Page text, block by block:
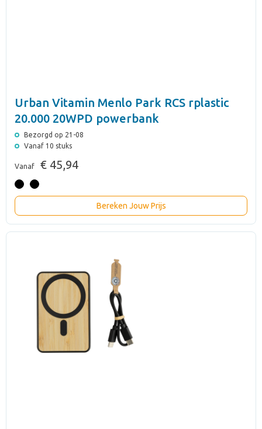
Urban Vitamin Menlo Park RCS rplastic
20.000 20WPD powerbank
Bezorgd op 21-08
Vanaf 10 stuks
Vanaf € 45,94
Bereken Jouw Prijs